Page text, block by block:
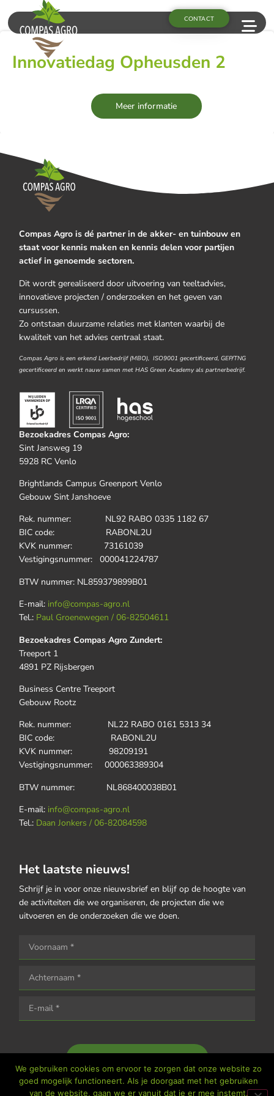
CONTACT
Innovatiedag Opheusden 2
Meer informatie
Compas Agro is dé partner in de akker- en tuinbouw en
staat voor kennis maken en kennis delen voor partijen
actief in genoemde sectoren.
Dit wordt gerealiseerd door uitvoering van teeltadvies,
innovatieve projecten / onderzoeken en het geven van
cursussen.
Zo ontstaan duurzame relaties met klanten waarbij de
kwaliteit van het advies centraal staat.
Compas Agro is een erkend Leerbedrijf (MBO), ISO9001 gecertificeerd, GEP/TNG
gecertificeerd en werkt nauw samen met HAS Green Academy als partnerbedrijf.
Bezoekadres Compas Agro:
Sint Jansweg 19
5928 RC Venlo
Brightlands Campus Greenport Venlo
Gebouw Sint Janshoeve
Rek. nummer: NL92 RABO 0335 1182 67
BIC code: RABONL2U
KVK nummer: 73161039
Vestigingsnummer: 000041224787
BTW nummer: NL859379899B01
E-mail: info@compas-agro.nl
Tel.: Paul Groenewegen / 06-82504611
Bezoekadres Compas Agro Zundert:
Treeport 1
4891 PZ Rijsbergen
Business Centre Treeport
Gebouw Rootz
Rek. nummer: NL22 RABO 0161 5313 34
BIC code: RABONL2U
KVK nummer: 98209191
Vestigingsnummer: 000063389304
BTW nummer: NL868400038B01
E-mail: info@compas-agro.nl
Tel.: Daan Jonkers / 06-82084598
Het laatste nieuws!
Schrijf je in voor onze nieuwsbrief en blijf op de hoogte van
de activiteiten die we organiseren, de projecten die we
uitvoeren en de onderzoeken die we doen.
We gebruiken cookies om ervoor te zorgen dat onze website zo
goed mogelijk functioneert. Als je doorgaat met het gebruiken
van de website, gaan we er vanuit dat je er mee instemt.